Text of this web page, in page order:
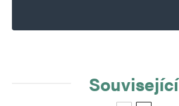
Související